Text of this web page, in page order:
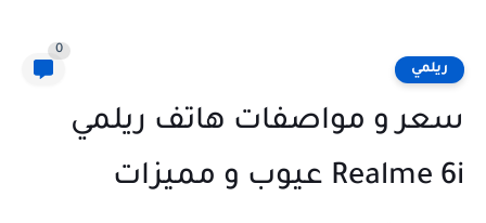
ريلمي
0
سعر و مواصفات هاتف ريلمي
Realme 6i عيوب و مميزات